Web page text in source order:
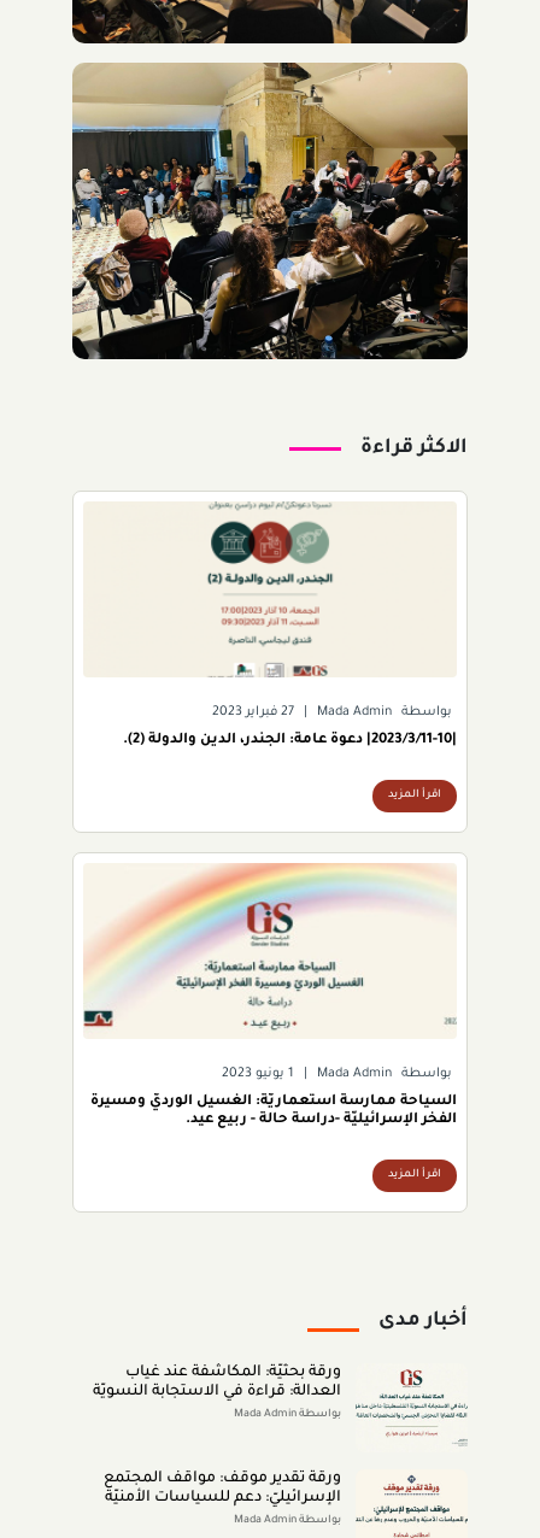
الاكثر قراءة
بواسطة Mada Admin 27 فبراير 2023
اقرأ المزيد
بواسطة Mada Admin 1 يونيو 2023
السياحة ممارسة استعماريّة: الغسيل الورديّ ومسيرة
الفخر الإسرائيليّة -دراسة حالة - ربيع عيد.
اقرأ المزيد
أخبار مدى
ورقة بحثيّة: المكاشفة عند غياب
العدالة: قراءة في الاستجابة النسويّة
بواسطة Mada Admin
ورقة تقدير موقف: مواقف المجتمع
الإسرائيليّ: دعم للسياسات الأمنيّة
والحروب وعدم رضا عن النتائج (تمّوز
بواسطة Mada Admin